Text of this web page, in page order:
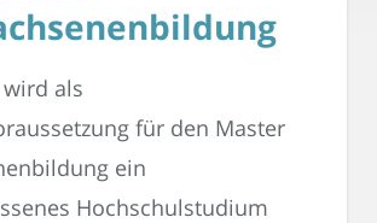
als
für den Master
ein
Hochschulstudium